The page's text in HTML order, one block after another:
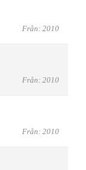
Från: 2010
Från: 2010
Från: 2010